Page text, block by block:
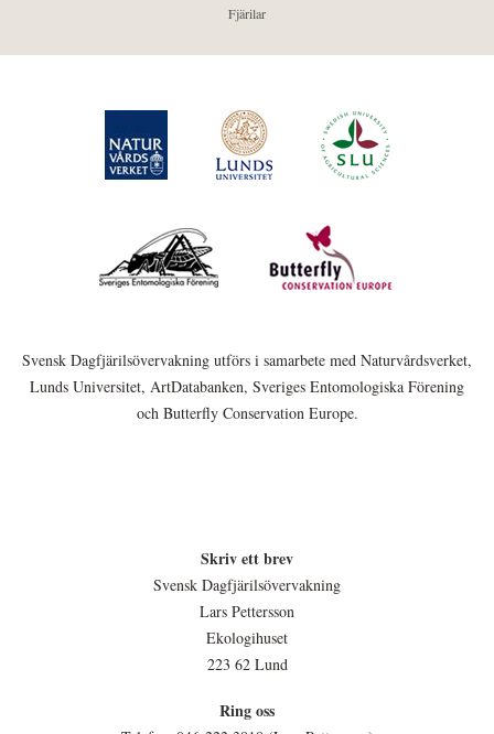
Fjärilar
Svensk Dagfjärilsövervakning utförs i samarbete med Naturvårdsverket,
Lunds Universitet, ArtDatabanken, Sveriges Entomologiska Förening
och Butterfly Conservation Europe.
Skriv ett brev
Svensk Dagfjärilsövervakning
Lars Pettersson
Ekologihuset
223 62 Lund
Ring oss